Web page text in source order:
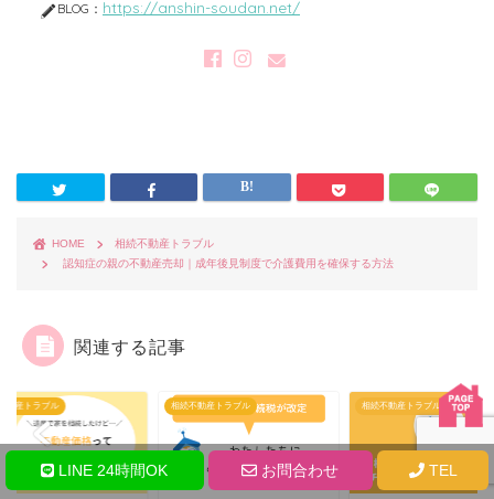
BLOG： https://anshin-soudan.net/
HOME
相続不動産トラブル
認知症の親の不動産売却｜成年後見制度で介護費用を確保する方法
関連する記事
相続不動産トラブル 相続不動産トラブル 相続不
LINE 24時間OK お問合わせ TEL